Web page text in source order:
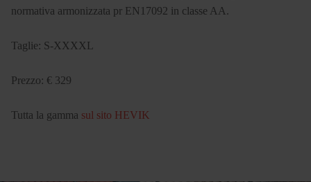
normativa armonizzata pr EN17092 in classe AA.
Taglie: S-XXXXL
Prezzo: € 329
Tutta la gamma sul sito HEVIK